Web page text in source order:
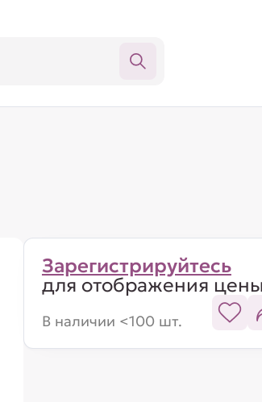
Зарегистрируйтесь
для отображения
В наличии <100 шт.